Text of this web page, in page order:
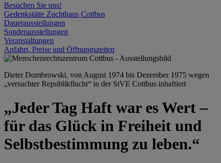
Besuchen Sie uns!
Gedenkstätte Zuchthaus Cottbus
Dauerausstellungen
Sonderausstellungen
Veranstaltungen
Anfahrt, Preise und Öffnungszeiten
Dieter Dombrowski, von August 1974 bis Dezember 1975 wegen
„versuchter Republikflucht“ in der StVE Cottbus inhaftiert
„Jeder Tag Haft war es Wert –
für das Glück in Freiheit und
Selbstbestimmung zu leben.“